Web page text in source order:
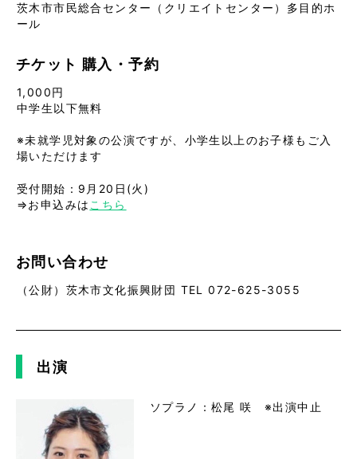
茨木市市民総合センター（クリエイトセンター）多目的ホ
ール
チケット 購入・予約
1,000円
中学生以下無料
※未就学児対象の公演ですが、小学生以上のお子様もご入
場いただけます
受付開始：9月20日(火)
⇒お申込みは こちら
お問い合わせ
（公財）茨木市文化振興財団 TEL 072-625-3055
出演
ソプラノ：松尾 咲 ※出演中止